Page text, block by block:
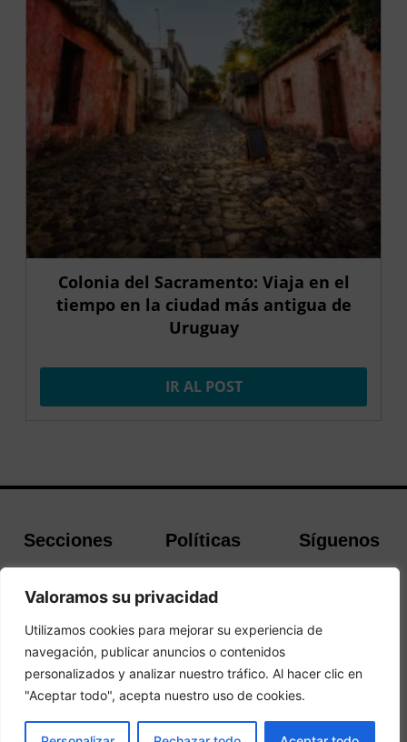
Valoramos su privacidad
Utilizamos cookies para mejorar su experiencia de
navegación, publicar anuncios o contenidos
personalizados y analizar nuestro tráfico. Al hacer clic en
"Aceptar todo", acepta nuestro uso de cookies.
Colonia del Sacramento: Viaja en el
tiempo en la ciudad más antigua de
Uruguay
IR AL POST
Secciones
Buscador de
Guías de Viajes
Políticas
cookies
Política de
Privacidad
Síguenos
© 2026Todos los derechos reservados.